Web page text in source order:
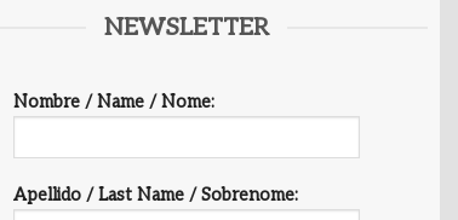
NEWSLETTER
Nombre / Name / Nome:
Apellido / Last Name / Sobrenome: